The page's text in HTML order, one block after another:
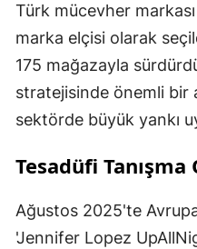
Türk mücevher
marka elçisi olarak
175 mağazayla
stratejisinde önemli bir
sektörde büyük yankı
Tesadüfi
Ağustos 2025'te
'Jennifer Lopez